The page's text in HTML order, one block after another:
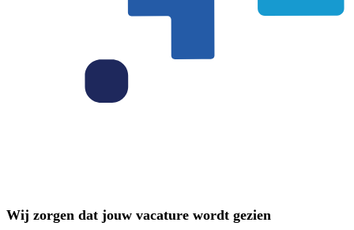
Wij zorgen dat jouw vacature wordt gezien